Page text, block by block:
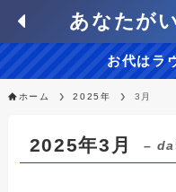
あなたが
お代はラ
ホーム 2025年 3月
2025年3月 –